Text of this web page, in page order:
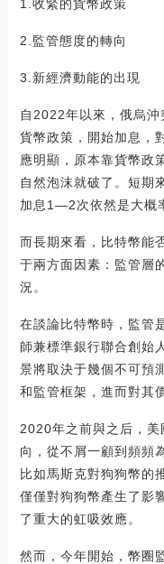
1.收緊的貨幣政策
2.監管態度的轉向
3.新經濟動能的出現
自2022年以來，俄烏
貨幣政策，開始加息，
應明顯，原本靠貨幣政
自然泡沫就破了。短期
加息1—2次依然是大概
而長期來看，比特幣能
于兩方面因素：監管層
況。
在談論比特幣時，監管
師兼標準銀行聯合創始
景將取決于幾個不可預
和監管框架，進而對其
2020年之前與之后，
向，從不屑一顧到頻頻
比如馬斯克對狗狗幣的
僅僅對狗狗幣產生了影
了重大的虹吸效應。
然而，今年開始，幣圈